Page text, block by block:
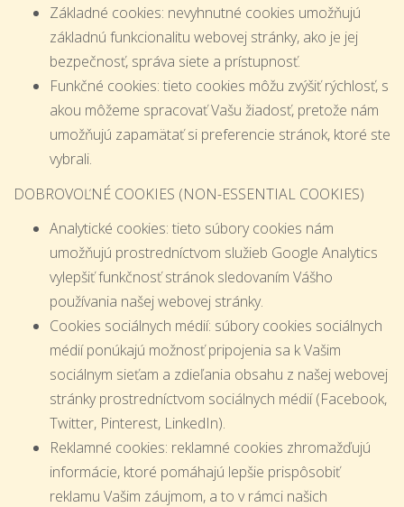
Základné cookies: nevyhnutné cookies umožňujú
základnú funkcionalitu webovej stránky, ako je jej
bezpečnosť, správa siete a prístupnosť.
Funkčné cookies: tieto cookies môžu zvýšiť rýchlosť, s
akou môžeme spracovať Vašu žiadosť, pretože nám
umožňujú zapamätať si preferencie stránok, ktoré ste
vybrali.
DOBROVOĽNÉ COOKIES (NON-ESSENTIAL COOKIES)
Analytické cookies: tieto súbory cookies nám
umožňujú prostredníctvom služieb Google Analytics
vylepšiť funkčnosť stránok sledovaním Vášho
používania našej webovej stránky.
Cookies sociálnych médií: súbory cookies sociálnych
médií ponúkajú možnosť pripojenia sa k Vašim
sociálnym sieťam a zdieľania obsahu z našej webovej
stránky prostredníctvom sociálnych médií (Facebook,
Twitter, Pinterest, LinkedIn).
Reklamné cookies: reklamné cookies zhromažďujú
informácie, ktoré pomáhajú lepšie prispôsobiť
reklamu Vašim záujmom, a to v rámci našich